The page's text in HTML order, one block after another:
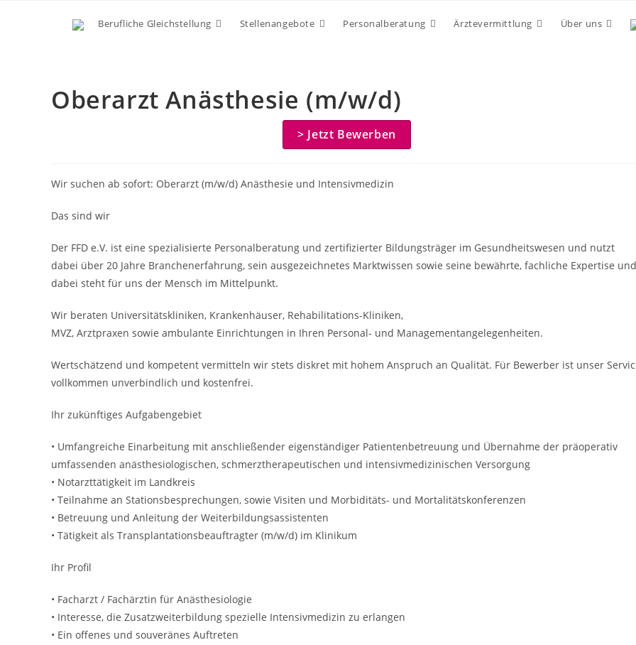
Berufliche Gleichstellung Stellenangebote Personalberatung Ärztevermittlung Über uns
Oberarzt Anästhesie (m/w/d)
> Jetzt Bewerben
Wir suchen ab sofort: Oberarzt (m/w/d) Anästhesie und Intensivmedizin
Das sind wir
Der FFD e.V. ist eine spezialisierte Personalberatung und zertifizierter Bildungsträger im Gesundheitswesen und nutzt
dabei über 20 Jahre Branchenerfahrung, sein ausgezeichnetes Marktwissen sowie seine bewährte, fachliche Expertise und
dabei steht für uns der Mensch im Mittelpunkt.
Wir beraten Universitätskliniken, Krankenhäuser, Rehabilitations-Kliniken,
MVZ, Arztpraxen sowie ambulante Einrichtungen in Ihren Personal- und Managementangelegenheiten.
Wertschätzend und kompetent vermitteln wir stets diskret mit hohem Anspruch an Qualität. Für Bewerber ist unser
vollkommen unverbindlich und kostenfrei.
Ihr zukünftiges Aufgabengebiet
• Umfangreiche Einarbeitung mit anschließender eigenständiger Patientenbetreuung und Übernahme der präoperativ
umfassenden anästhesiologischen, schmerztherapeutischen und intensivmedizinischen Versorgung
• Notarzttätigkeit im Landkreis
• Teilnahme an Stationsbesprechungen, sowie Visiten und Morbiditäts- und Mortalitätskonferenzen
• Betreuung und Anleitung der Weiterbildungsassistenten
• Tätigkeit als Transplantationsbeauftragter (m/w/d) im Klinikum
Ihr Profil
• Facharzt / Fachärztin für Anästhesiologie
• Interesse, die Zusatzweiterbildung spezielle Intensivmedizin zu erlangen
• Ein offenes und souveränes Auftreten